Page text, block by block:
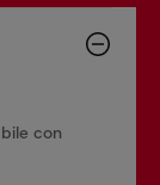
con